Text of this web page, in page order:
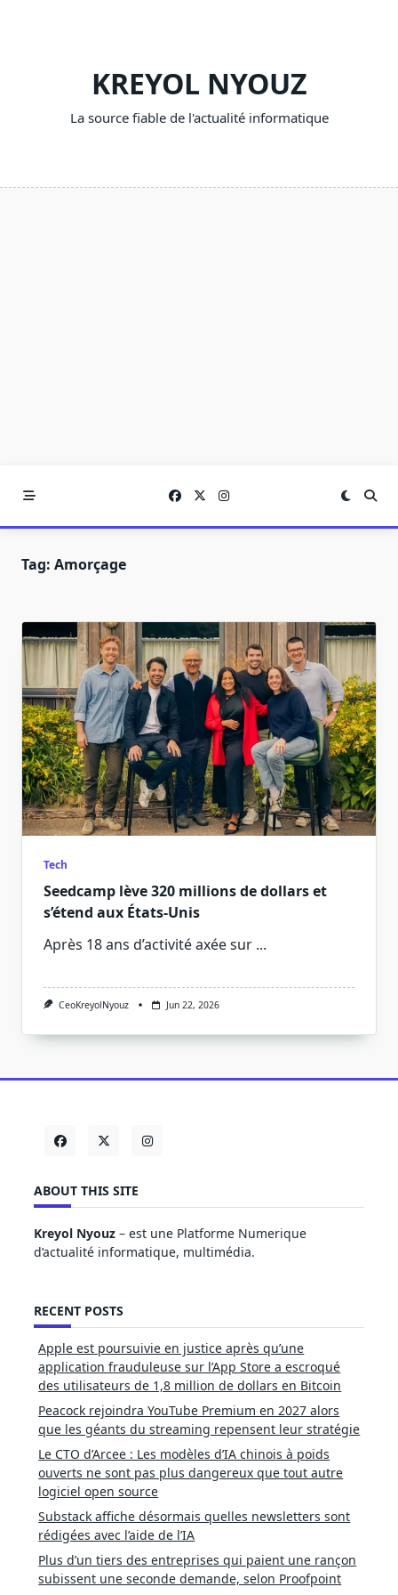
KREYOL NYOUZ
La source fiable de l'actualité informatique
Tag: Amorçage
Tech
Seedcamp lève 320 millions de dollars et
s’étend aux États-Unis
Après 18 ans d’activité axée sur ...
CeoKreyolNyouz Jun 22, 2026
ABOUT THIS SITE
Kreyol Nyouz – est une Platforme Numerique
d’actualité informatique, multimédia.
RECENT POSTS
Apple est poursuivie en justice après qu’une
application frauduleuse sur l’App Store a escroqué
des utilisateurs de 1,8 million de dollars en Bitcoin
Peacock rejoindra YouTube Premium en 2027 alors
que les géants du streaming repensent leur stratégie
Le CTO d’Arcee : Les modèles d’IA chinois à poids
ouverts ne sont pas plus dangereux que tout autre
logiciel open source
Substack affiche désormais quelles newsletters sont
rédigées avec l’aide de l’IA
Plus d’un tiers des entreprises qui paient une rançon
subissent une seconde demande, selon Proofpoint